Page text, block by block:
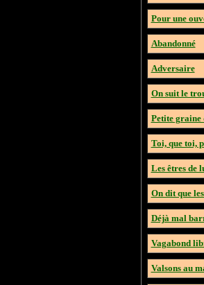
Pour une
Abandonné
Adversaire
On suit le
Petite graine
Toi, que toi,
Les êtres de
On dit que
Déjà mal
Vagabond
Valsons au